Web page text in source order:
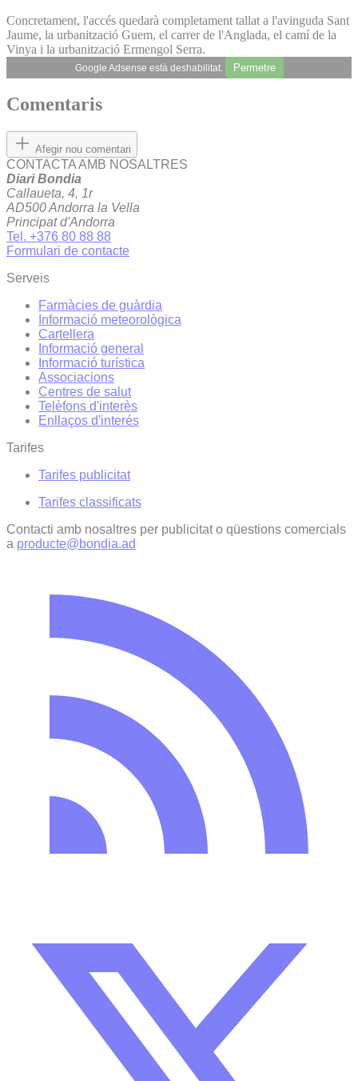
Concretament, l'accés quedarà completament tallat a l'avinguda Sant
Jaume, la urbanització Guem, el carrer de l'Anglada, el camí de la
Vinya i la urbanització Ermengol Serra.
Google Adsense està deshabilitat. Permetre
Comentaris
Afegir nou comentari
CONTACTA AMB NOSALTRES
Diari Bondia
Callaueta, 4, 1r
AD500 Andorra la Vella
Principat d'Andorra
Tel. +376 80 88 88
Formulari de contacte
Serveis
Farmàcies de guàrdia
Informació meteorològica
Cartellera
Informació general
Informació turística
Associacions
Centres de salut
Telèfons d'interès
Enllaços d'interés
Tarifes
Tarifes publicitat
Tarifes classificats
Contacti amb nosaltres per publicitat o qüestions comercials
a producte@bondia.ad